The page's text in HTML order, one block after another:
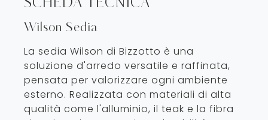
SCHEDA TECNICA
Wilson Sedia
La sedia Wilson di Bizzotto è una
soluzione d'arredo versatile e raffinata,
pensata per valorizzare ogni ambiente
esterno. Realizzata con materiali di alta
qualità come l'alluminio, il teak e la fibra